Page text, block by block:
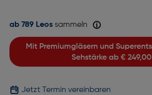
ab 789 Leossammeln
Mit Premiumgläsern und Superentspiegelung in
Sehstärke ab € 249,00
Jetzt Termin vereinbaren